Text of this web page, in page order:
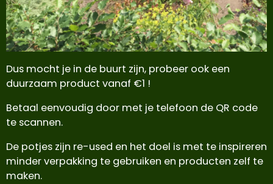
Dus mocht je in de buurt zijn, probeer ook een
duurzaam product vanaf €1 !
Betaal eenvoudig door met je telefoon de QR code
te scannen.
De potjes zijn re-used en het doel is met te inspireren
minder verpakking te gebruiken en producten zelf te
maken.